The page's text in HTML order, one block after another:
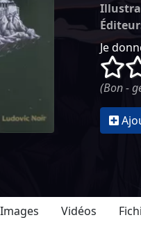
Je
()
(Bon -
Images Vidéos